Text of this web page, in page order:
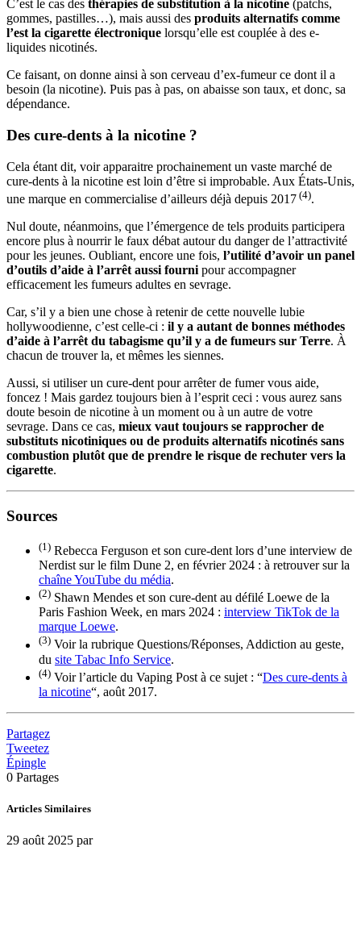
C’est le cas des thérapies de substitution à la nicotine (patchs,
gommes, pastilles…), mais aussi des produits alternatifs comme
l’est la cigarette électronique lorsqu’elle est couplée à des e-
liquides nicotinés.
Ce faisant, on donne ainsi à son cerveau d’ex-fumeur ce dont il a
besoin (la nicotine). Puis pas à pas, on abaisse son taux, et donc, sa
dépendance.
Des cure-dents à la nicotine ?
Cela étant dit, voir apparaitre prochainement un vaste marché de
cure-dents à la nicotine est loin d’être si improbable. Aux États-Unis,
une marque en commercialise d’ailleurs déjà depuis 2017 (4).
Nul doute, néanmoins, que l’émergence de tels produits participera
encore plus à nourrir le faux débat autour du danger de l’attractivité
pour les jeunes. Oubliant, encore une fois, l’utilité d’avoir un panel
d’outils d’aide à l’arrêt aussi fourni pour accompagner
efficacement les fumeurs adultes en sevrage.
Car, s’il y a bien une chose à retenir de cette nouvelle lubie
hollywoodienne, c’est celle-ci : il y a autant de bonnes méthodes
d’aide à l’arrêt du tabagisme qu’il y a de fumeurs sur Terre. À
chacun de trouver la, et mêmes les siennes.
Aussi, si utiliser un cure-dent pour arrêter de fumer vous aide,
foncez ! Mais gardez toujours bien à l’esprit ceci : vous aurez sans
doute besoin de nicotine à un moment ou à un autre de votre
sevrage. Dans ce cas, mieux vaut toujours se rapprocher de
substituts nicotiniques ou de produits alternatifs nicotinés sans
combustion plutôt que de prendre le risque de rechuter vers la
cigarette.
Sources
(1) Rebecca Ferguson et son cure-dent lors d’une interview de
Nerdist sur le film Dune 2, en février 2024 : à retrouver sur la
chaîne YouTube du média.
(2) Shawn Mendes et son cure-dent au défilé Loewe de la
Paris Fashion Week, en mars 2024 : interview TikTok de la
marque Loewe.
(3) Voir la rubrique Questions/Réponses, Addiction au geste,
du site Tabac Info Service.
(4) Voir l’article du Vaping Post à ce sujet : “Des cure-dents à
la nicotine“, août 2017.
Partagez
Tweetez
Épingle
0 Partages
Articles Similaires
29 août 2025 par